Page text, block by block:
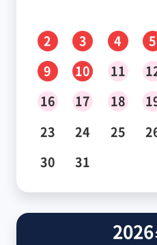
2
3 4 5
9
10 11
16
17 18
23
24 25
30
31
2026